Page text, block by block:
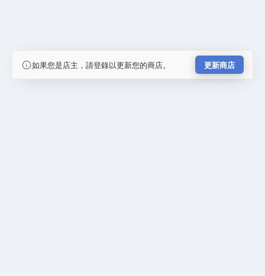
如果您是店主，請登錄以更新您的商店。 更新商店